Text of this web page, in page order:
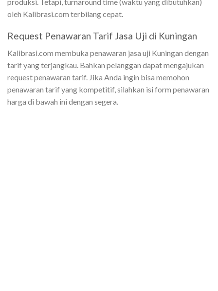
produksi. Tetapi, turnaround time (waktu yang dibutuhkan)
oleh Kalibrasi.com terbilang cepat.
Request Penawaran Tarif Jasa Uji di Kuningan
Kalibrasi.com membuka penawaran jasa uji Kuningan dengan
tarif yang terjangkau. Bahkan pelanggan dapat mengajukan
request penawaran tarif. Jika Anda ingin bisa memohon
penawaran tarif yang kompetitif, silahkan isi form penawaran
harga di bawah ini dengan segera.